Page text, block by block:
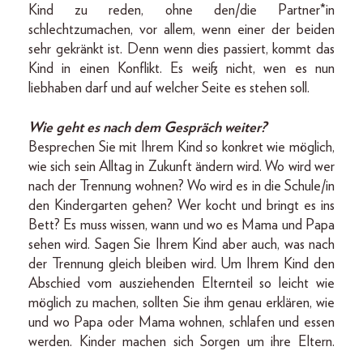
Kind zu reden, ohne den/die Partner*in
schlechtzumachen, vor allem, wenn einer der beiden
sehr gekränkt ist. Denn wenn dies passiert, kommt das
Kind in einen Konflikt. Es weiß nicht, wen es nun
liebhaben darf und auf welcher Seite es stehen soll.
Wie geht es nach dem Gespräch weiter?
Besprechen Sie mit Ihrem Kind so konkret wie möglich,
wie sich sein Alltag in Zukunft ändern wird. Wo wird wer
nach der Trennung wohnen? Wo wird es in die Schule/in
den Kindergarten gehen? Wer kocht und bringt es ins
Bett? Es muss wissen, wann und wo es Mama und Papa
sehen wird. Sagen Sie Ihrem Kind aber auch, was nach
der Trennung gleich bleiben wird. Um Ihrem Kind den
Abschied vom ausziehenden Elternteil so leicht wie
möglich zu machen, sollten Sie ihm genau erklären, wie
und wo Papa oder Mama wohnen, schlafen und essen
werden. Kinder machen sich Sorgen um ihre Eltern.